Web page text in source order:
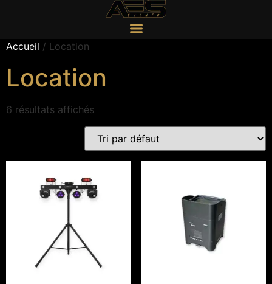
Accueil / Location
Location
6 résultats affichés